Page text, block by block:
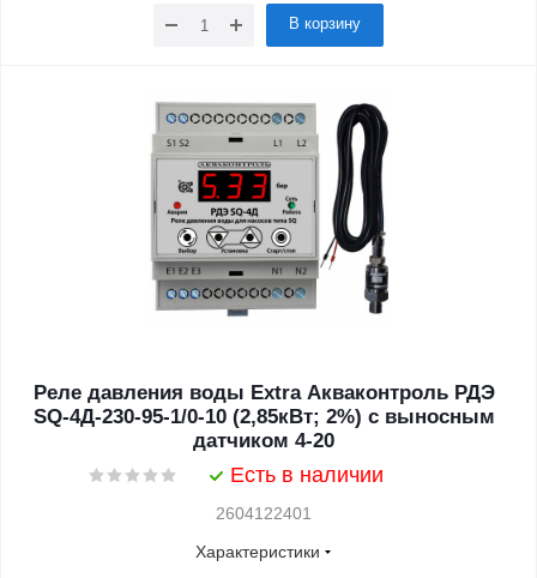
В корзину
Реле давления воды Extra Акваконтроль РДЭ
SQ-4Д-230-95-1/0-10 (2,85кВт; 2%) с выносным
датчиком 4-20
Есть в наличии
2604122401
Характеристики